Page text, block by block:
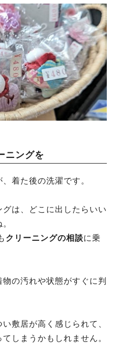
ニングを
着た後の洗濯です。
は、どこに出したらいい
クリーニングの相談に乗
の汚れや状態がすぐに判
敷居が高く感じられて、
しまうかもしれません。